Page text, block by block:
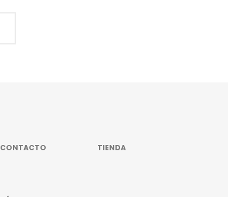
CONTACTO TIENDA